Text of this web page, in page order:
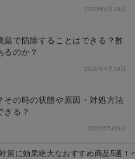
2020年4月19日
薬で防除することはできる？酢
るのか？
2020年4月19日
その時の状態や原因・対処方法
きる？
2020年5月9日
策に効果絶大なおすすめ商品5選！